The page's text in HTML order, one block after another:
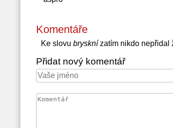
Komentáře
Ke slovu brysknízatím nikdo nepřidal
Přidat nový komentář